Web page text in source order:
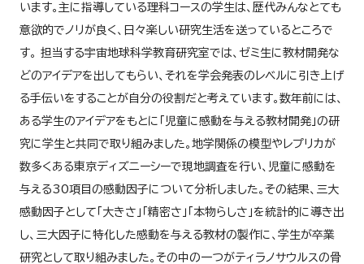
います。主に指導している理科コースの学生は、歴代みんなとても
意欲的でノリが良く、日々楽しい研究生活を送っているところで
す。 担当する宇宙地球科学教育研究室では、ゼミ生に教材開発な
どのアイデアを出してもらい、それを学会発表のレベルに引き上げ
る手伝いをすることが自分の役割だと考えています。数年前には、
ある学生のアイデアをもとに「児童に感動を与える教材開発」の研
究に学生と共同で取り組みました。地学関係の模型やレプリカが
数多くある東京ディズニーシーで現地調査を行い、児童に感動を
与える30項目の感動因子について分析しました。その結果、三大
感動因子として「大きさ」「精密さ」「本物らしさ」を統計的に導き出
し、三大因子に特化した感動を与える教材の製作に、学生が卒業
研究として取り組みました。その中の一つがティラノサウルスの骨